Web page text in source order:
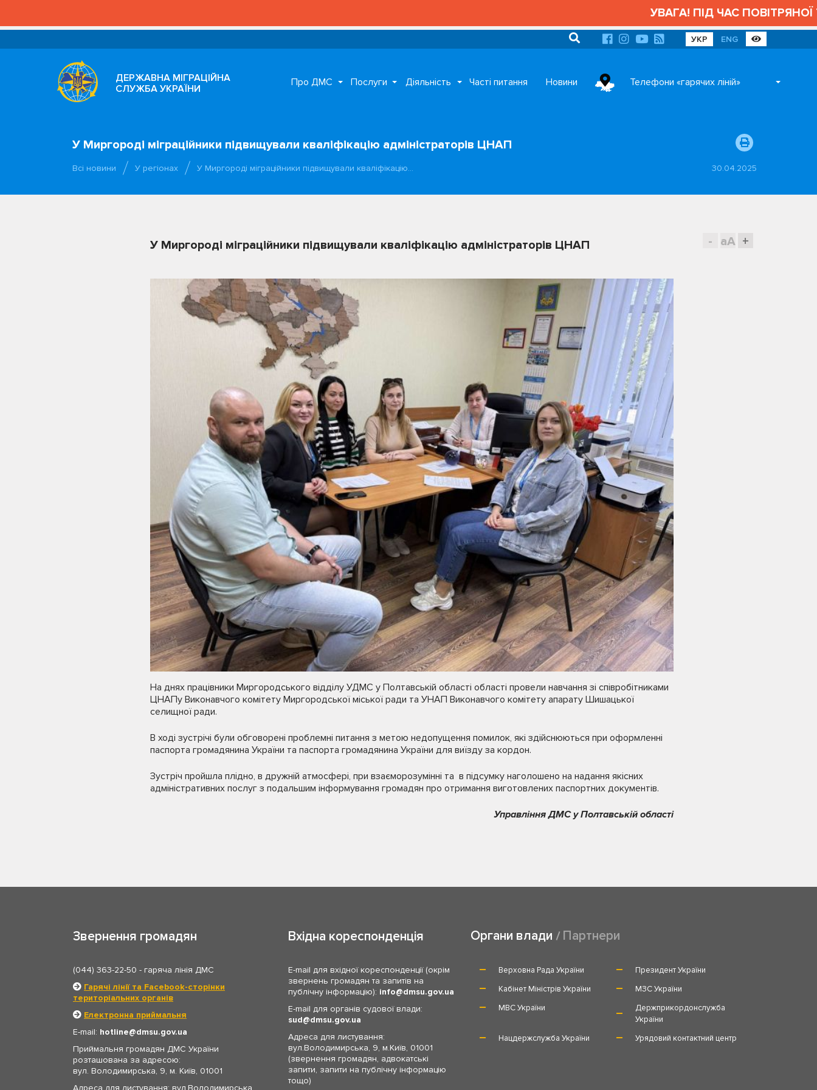
УВАГА! ПІД ЧАС ПОВІТРЯНОЇ
УКР ENG
ДЕРЖАВНА МІГРАЦІЙНА
СЛУЖБА УКРАЇНИ
Про ДМС Послуги Діяльність Часті питання Новини Телефони «гарячих ліній»
У Миргороді міграційники підвищували кваліфікацію адміністраторів ЦНАП
Всі новини У регіонах У Миргороді міграційники підвищували кваліфікацію… 30.04.2025
- aA +
У Миргороді міграційники підвищували кваліфікацію адміністраторів ЦНАП
На днях працівники Миргородського відділу УДМС у Полтавській області області провели навчання зі співробітниками
ЦНАПу Виконавчого комітету Миргородської міської ради та УНАП Виконавчого комітету апарату Шишацької
селищної ради.
В ході зустрічі були обговорені проблемні питання з метою недопущення помилок, які здійснюються при оформленні
паспорта громадянина України та паспорта громадянина України для виїзду за кордон.
Зустріч пройшла плідно, в дружній атмосфері, при взаєморозумінні та в підсумку наголошено на надання якісних
адміністративних послуг з подальшим інформування громадян про отримання виготовлених паспортних документів.
Управління ДМС у Полтавській області
Звернення громадян
(044) 363-22-50 - гаряча лінія ДМС
Гарячі лінії та Facebook-сторінки
територіальних органів
Електронна приймальня
E-mail: hotline
dmsu.gov.ua
Приймальня громадян ДМС України
розташована за адресою:
вул. Володимирська, 9, м. Київ, 01001
Адреса для листування: вул.Володимирська,
Вхідна кореспонденція
E-mail для вхідної кореспонденції (окрім
звернень громадян та запитів на
публічну інформацію): info
dmsu.gov.ua
E-mail для органів судової влади:
sud
dmsu.gov.ua
Адреса для листування:
вул.Володимирська, 9, м.Київ, 01001
(звернення громадян, адвокатські
запити, запити на публічну інформацію
тощо)
Органи влади Партнери
Верховна Рада України
Президент України
Кабінет Міністрів України
МЗС України
МВС України
Держприкордонслужба
України
Нацдержслужба України
Урядовий контактний центр